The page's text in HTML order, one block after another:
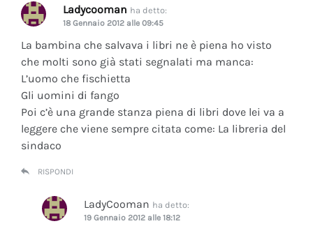
Ladycooman ha detto:
18 Gennaio 2012 alle 09:45
La bambina che salvava i libri ne è piena ho visto
che molti sono già stati segnalati ma manca:
L’uomo che fischietta
Gli uomini di fango
Poi c’è una grande stanza piena di libri dove lei va a
leggere che viene sempre citata come: La libreria del
sindaco
RISPONDI
LadyCooman ha detto:
19 Gennaio 2012 alle 18:12